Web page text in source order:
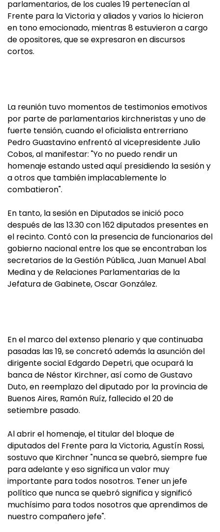
parlamentarios, de los cuales 19 pertenecían al
Frente para la Victoria y aliados y varios lo hicieron
en tono emocionado, mientras 8 estuvieron a cargo
de opositores, que se expresaron en discursos
cortos.
La reunión tuvo momentos de testimonios emotivos
por parte de parlamentarios kirchneristas y uno de
fuerte tensión, cuando el oficialista entrerriano
Pedro Guastavino enfrentó al vicepresidente Julio
Cobos, al manifestar: "Yo no puedo rendir un
homenaje estando usted aquí presidiendo la sesión y
a otros que también implacablemente lo
combatieron".
En tanto, la sesión en Diputados se inició poco
después de las 13.30 con 162 diputados presentes en
el recinto. Contó con la presencia de funcionarios del
gobierno nacional entre los que se encontraban los
secretarios de la Gestión Pública, Juan Manuel Abal
Medina y de Relaciones Parlamentarias de la
Jefatura de Gabinete, Oscar González.
En el marco del extenso plenario y que continuaba
pasadas las 19, se concretó además la asunción del
dirigente social Edgardo Depetri, que ocupará la
banca de Néstor Kirchner, así como de Gustavo
Duto, en reemplazo del diputado por la provincia de
Buenos Aires, Ramón Ruíz, fallecido el 20 de
setiembre pasado.
Al abrir el homenaje, el titular del bloque de
diputados del Frente para la Victoria, Agustín Rossi,
sostuvo que Kirchner "nunca se quebró, siempre fue
para adelante y eso significa un valor muy
importante para todos nosotros. Tener un jefe
político que nunca se quebró significa y significó
muchísimo para todos nosotros que aprendimos de
nuestro compañero jefe".